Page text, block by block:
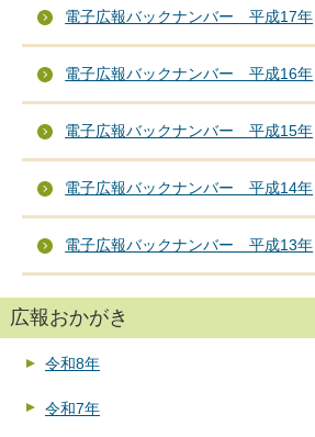
電子広報バックナンバー 平成17年
電子広報バックナンバー 平成16年
電子広報バックナンバー 平成15年
電子広報バックナンバー 平成14年
電子広報バックナンバー 平成13年
広報おかがき
令和8年
令和7年